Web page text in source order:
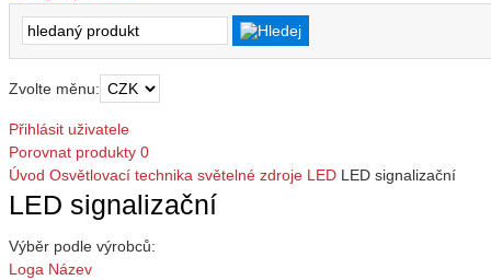
Zvolte měnu:
Přihlásit uživatele
Porovnat produkty 0
Úvod Osvětlovací technika světelné zdroje LED LED signalizační
LED signalizační
Výběr podle výrobců:
Loga Název